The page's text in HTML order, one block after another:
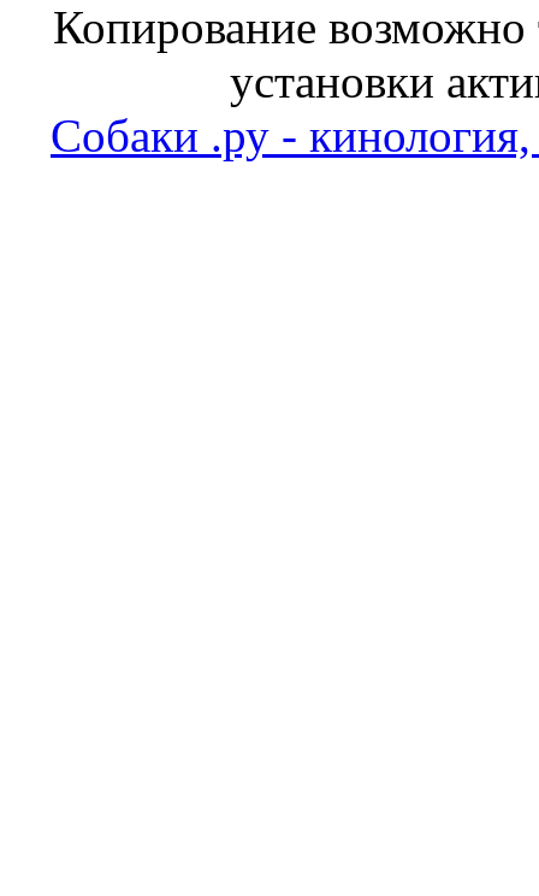
Копирование возможно
установки
Собаки .ру - кинология,